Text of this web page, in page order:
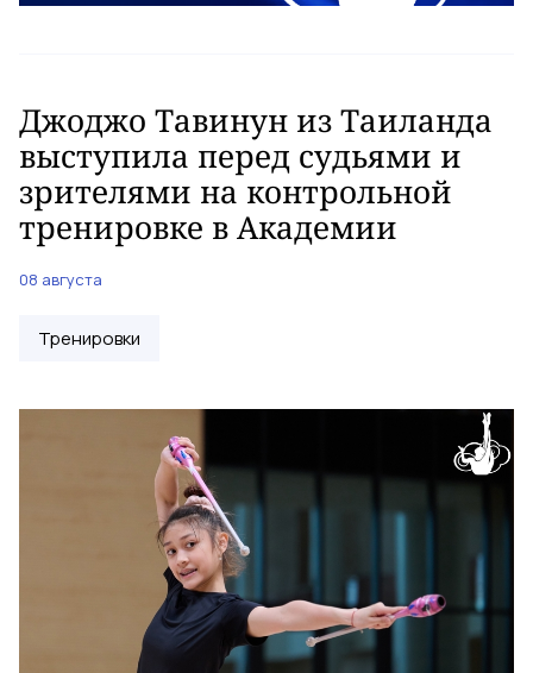
Джоджо Тавинун из Таиланда
выступила перед судьями и
зрителями на контрольной
тренировке в Академии
08 августа
Тренировки